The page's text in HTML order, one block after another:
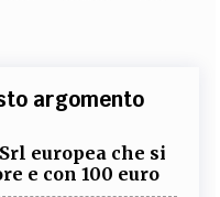
argomento
europea che si
e con 100 euro